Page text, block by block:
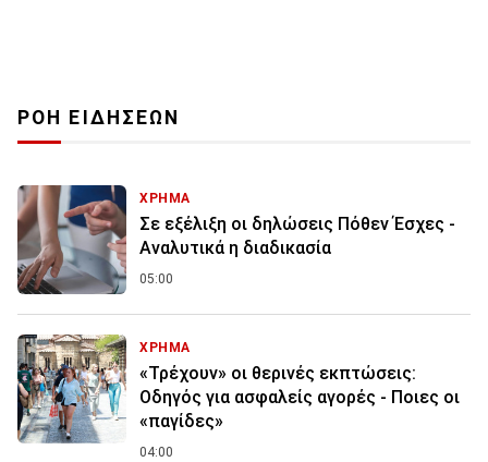
ΡΟΗ ΕΙΔΗΣΕΩΝ
ΧΡΗΜΑ
Σε εξέλιξη οι δηλώσεις Πόθεν Έσχες -
Αναλυτικά η διαδικασία
05:00
ΧΡΗΜΑ
«Τρέχουν» οι θερινές εκπτώσεις:
Οδηγός για ασφαλείς αγορές - Ποιες οι
«παγίδες»
04:00